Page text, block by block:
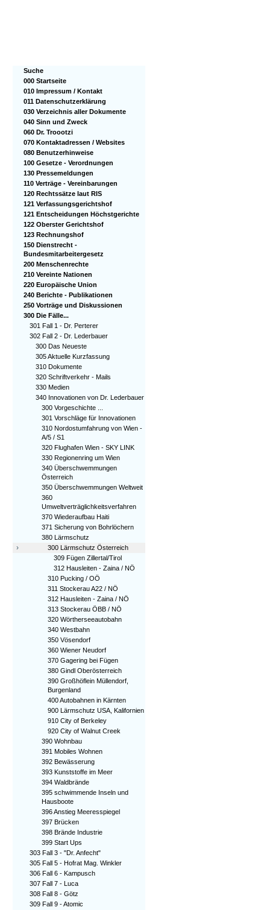
Suche
000 Startseite
010 Impressum / Kontakt
011 Datenschutzerklärung
030 Verzeichnis aller Dokumente
040 Sinn und Zweck
060 Dr. Troootzi
070 Kontaktadressen / Websites
080 Benutzerhinweise
100 Gesetze - Verordnungen
130 Pressemeldungen
110 Verträge - Vereinbarungen
120 Rechtssätze laut RIS
121 Verfassungsgerichtshof
121 Entscheidungen Höchstgerichte
122 Oberster Gerichtshof
123 Rechnungshof
150 Dienstrecht -
Bundesmitarbeitergesetz
200 Menschenrechte
210 Vereinte Nationen
220 Europäische Union
240 Berichte - Publikationen
250 Vorträge und Diskussionen
300 Die Fälle...
301 Fall 1 - Dr. Perterer
302 Fall 2 - Dr. Lederbauer
300 Das Neueste
305 Aktuelle Kurzfassung
310 Dokumente
320 Schriftverkehr - Mails
330 Medien
340 Innovationen von Dr. Lederbauer
300 Vorgeschichte ...
301 Vorschläge für Innovationen
310 Nordostumfahrung von Wien -
A/5 / S1
320 Flughafen Wien - SKY LINK
330 Regionenring um Wien
340 Überschwemmungen
Österreich
350 Überschwemmungen Weltweit
360
Umweltverträglichkeitsverfahren
370 Wiederaufbau Haiti
371 Sicherung von Bohrlöchern
380 Lärmschutz
›
300 Lärmschutz Österreich
309 Fügen Zillertal/Tirol
312 Hausleiten - Zaina / NÖ
310 Pucking / OÖ
311 Stockerau A22 / NÖ
312 Hausleiten - Zaina / NÖ
313 Stockerau ÖBB / NÖ
320 Wörtherseeautobahn
340 Westbahn
350 Vösendorf
360 Wiener Neudorf
370 Gagering bei Fügen
380 Gindl Oberösterreich
390 Großhöflein Müllendorf,
Burgenland
400 Autobahnen in Kärnten
900 Lärmschutz USA, Kalifornien
910 City of Berkeley
920 City of Walnut Creek
390 Wohnbau
391 Mobiles Wohnen
392 Bewässerung
393 Kunststoffe im Meer
394 Waldbrände
395 schwimmende Inseln und
Hausboote
396 Anstieg Meeresspiegel
397 Brücken
398 Brände Industrie
399 Start Ups
303 Fall 3 - "Dr. Anfecht"
305 Fall 5 - Hofrat Mag. Winkler
306 Fall 6 - Kampusch
307 Fall 7 - Luca
308 Fall 8 - Götz
309 Fall 9 - Atomic